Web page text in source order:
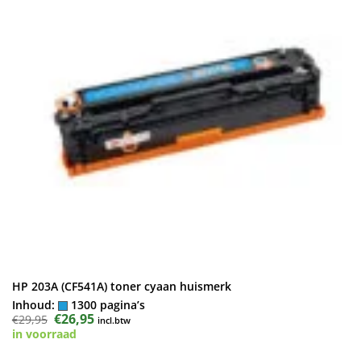
HP 203A (CF541A) toner cyaan huismerk
Inhoud:
1300 pagina’s
€29,95 Oorspronkelijke
prijs
was:
€26,95Huidige
prijs
incl.btw
in voorraad